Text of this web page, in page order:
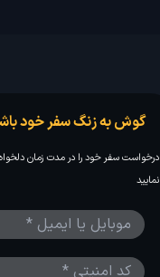
گوش به زنگ سفر خود
درخواست سفر خود را در مدت زمان
نمایید